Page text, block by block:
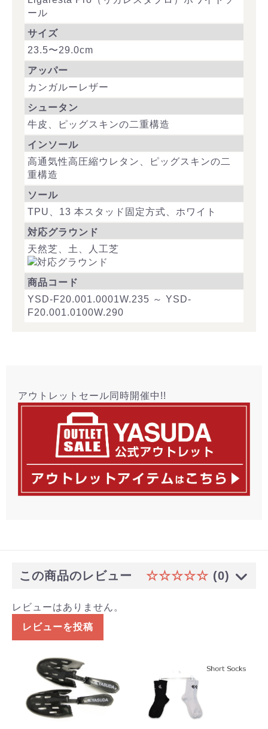
ール
サイズ
23.5〜29.0cm
アッパー
カンガルーレザー
シュータン
牛皮、ピッグスキンの二重構造
インソール
高通気性高圧縮ウレタン、ピッグスキンの二
重構造
ソール
TPU、13 本スタッド固定方式、ホワイト
対応グラウンド
天然芝、土、人工芝
商品コード
YSD-F20.001.0001W.235 ～ YSD-
F20.001.0100W.290
アウトレットセール同時開催中!!
この商品のレビュー ☆☆☆☆☆ (0)
レビューはありません。
レビューを投稿